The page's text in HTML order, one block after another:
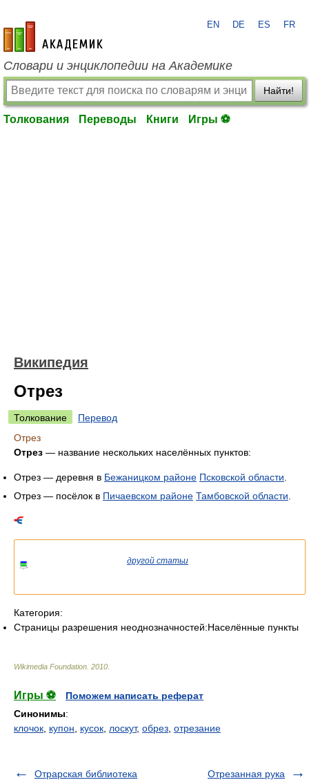
academic.ru
EN DE ES FR
Словари и энциклопедии на Академике
Найти!
Толкования Переводы Книги Игры ⚽
Википедия
Отрез
Толкование
Перевод
Отрез
Отрез — название нескольких населённых пунктов:
Отрез — деревня в Бежаницком районе Псковской области
Отрез — посёлок в Пичаевском районе Тамбовской области
другой статьи
Категория:
Страницы разрешения неоднозначностей:Населённые пункты
Wikimedia Foundation 2010
Игры ⚽
Поможем написать реферат
Синонимы:
клочок купон кусок лоскут, обрез отрезание
Отрарская библиотека Отрезанная рука